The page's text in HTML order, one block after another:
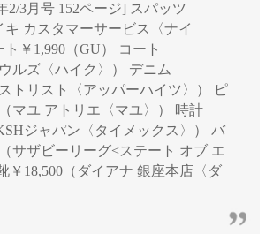
2/3月号 152ページ] スパッツ
キ カスタマーサービス〈ナイ
￥1,990（GU） コート
ルズ〈ハイク〉） デニム
トリスト〈アッパーハイツ〉） ピ
マユ アトリエ〈マユ〉） 時計
ジャパン〈タイメックス〉） バ
サザビーリーグ<ステート オブ エ
￥18,500（ダイアナ 銀座本店〈ダ